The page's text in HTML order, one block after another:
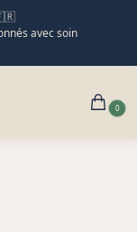
avec soin
0